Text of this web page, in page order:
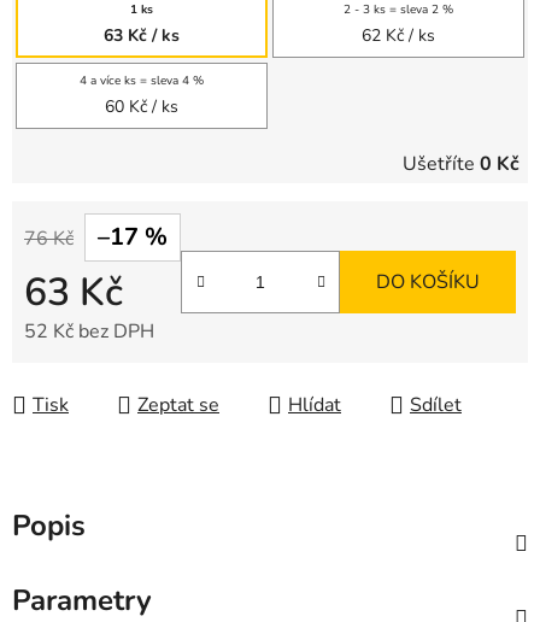
1 ks
63 Kč / ks
2 - 3 ks = sleva 2 %
62 Kč / ks
4 a více ks = sleva 4 %
60 Kč / ks
Ušetříte 0 Kč
76 Kč –17 %
63 Kč
52 Kč bez DPH
DO KOŠÍKU
Tisk Zeptat se Hlídat Sdílet
Popis
Parametry